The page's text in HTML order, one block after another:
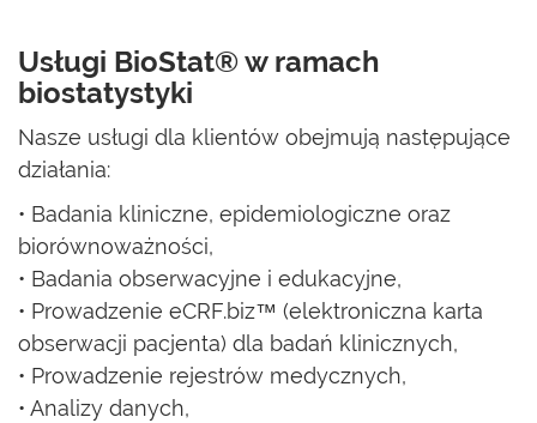
Usługi BioStat® w ramach
biostatystyki
Nasze usługi dla klientów obejmują następujące
działania:
• Badania kliniczne, epidemiologiczne oraz
biorównoważności,
• Badania obserwacyjne i edukacyjne,
• Prowadzenie eCRF.biz™ (elektroniczna karta
obserwacji pacjenta) dla badań klinicznych,
• Prowadzenie rejestrów medycznych,
• Analizy danych,